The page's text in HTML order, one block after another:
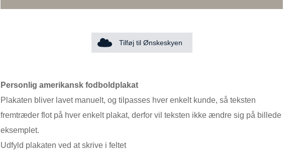
Tilføj til Ønskeskyen
Personlig amerikansk fodboldplakat
Plakaten bliver lavet manuelt, og tilpasses hver enkelt kunde, så teksten
fremtræder flot på hver enkelt plakat, derfor vil teksten ikke ændre sig på billede
eksemplet.
Udfyld plakaten ved at skrive i feltet